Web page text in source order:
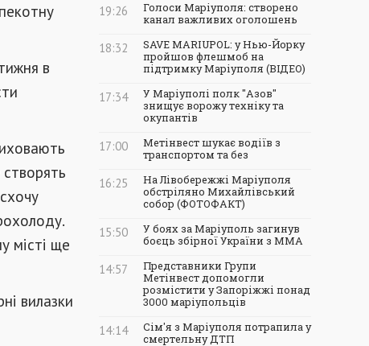
в
місті ще
вилазки
19:26
Голоси Маріуполя: створено
канал важливих оголошень
18:32
SAVE MARIUPOL: у Нью-Йорку
пройшов флешмоб на
підтримку Маріуполя (ВІДЕО)
17:34
У Маріуполі полк "Азов"
знищує ворожу техніку та
окупантів
17:00
Метінвест шукає водіїв з
транспортом та без
16:25
На Лівобережжі Маріуполя
обстріляно Михайлівський
собор (ФОТОФАКТ)
15:50
У боях за Маріуполь загинув
боєць збірної України з ММА
14:57
Представники Групи
Метінвест допомогли
розмістити у Запоріжжі понад
3000 маріупольців
14:14
Сім'я з Маріуполя потрапила у
смертельну ДТП